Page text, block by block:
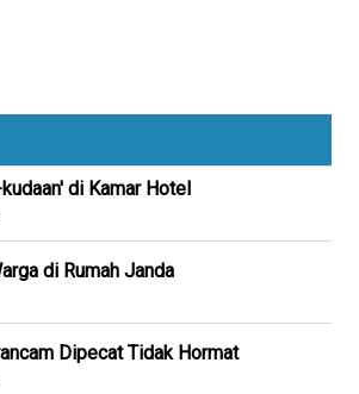
di Kamar Hotel
di Rumah Janda
Dipecat Tidak Hormat